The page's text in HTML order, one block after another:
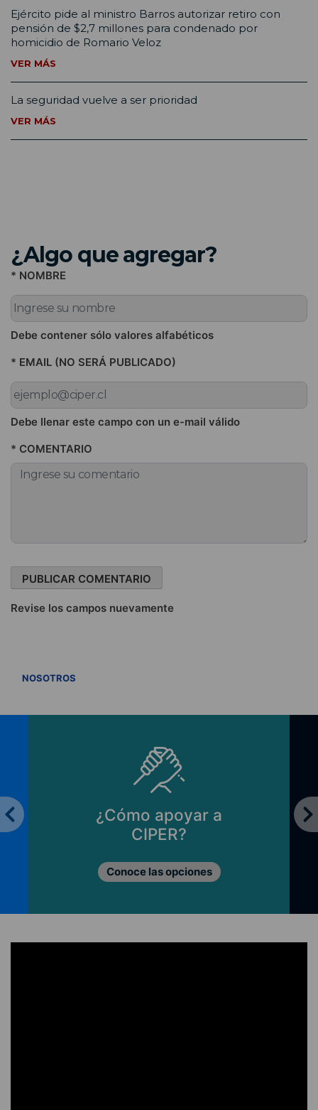
Ejército pide al ministro Barros autorizar retiro con
pensión de $2,7 millones para condenado por
homicidio de Romario Veloz
VER MÁS
La seguridad vuelve a ser prioridad
VER MÁS
¿Algo que agregar?
* NOMBRE
Debe contener sólo valores alfabéticos
* EMAIL (NO SERÁ PUBLICADO)
Debe llenar este campo con un e-mail válido
* COMENTARIO
Revise los campos nuevamente
NOSOTROS
¿Cómo apoyar a
CIPER?
Conoce las opciones